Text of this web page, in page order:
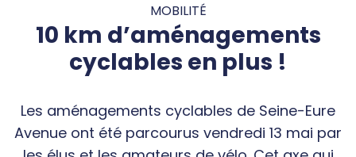
MOBILITÉ
10 km d’aménagements
cyclables en plus !
Les aménagements cyclables de Seine-Eure
Avenue ont été parcourus vendredi 13 mai par